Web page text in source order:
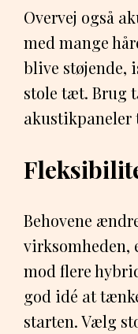
Overvej også
med mange
blive støjende,
stole tæt. Brug
Behovene
virksomheden,
mod flere
god idé at
starten. Vælg